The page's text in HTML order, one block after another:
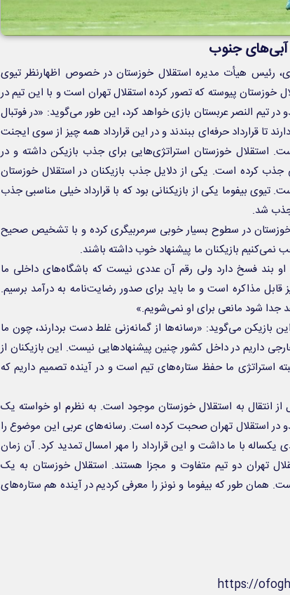
آبی‌های جنوب
رئیس هیأت مدیره استقلال خوزستان در خصوص اظهارنظر تیوی
خوزستان پیوسته که تصور کرده استقلال تهران است و با این تیم در
در تیم النصر عربستان بازی خواهد کرد، این طور می‌گوید: «در فوتبال
تا قرارداد حرفه‌ای ببندند و در این قرارداد همه چیز از سوی ایجنت
استقلال خوزستان استراتژی‌هایی برای جذب بازیکن داشته و در
کرده است. یکی از دلایل جذب بازیکنان در استقلال خوزستان
تیوی بیفوما یکی از بازیکنانی بود که با قرارداد خیلی مناسبی جذب
جذب شد.
خوزستان در سطوح بسیار خوبی سرمربیگری کرده و با تشخیص صحیح
بازیکنان ما پیشنهاد خوب داشته باشند.
او بند فسخ دارد ولی رقم آن عددی نیست که باشگاه‌های داخلی ما
قابل مذاکره است و ما باید برای صدور رضایت‌نامه به درآمد برسیم.
جدا شود مانعی برای او نمی‌شویم.»
بازیکن می‌گوید: «رسانه‌ها از گمانه‌زنی غلط دست بردارند، چون ما
داریم در داخل کشور چنین پیشنهاد‌هایی نیست. این بازیکنان از
استراتژی ما حفظ ستاره‌های تیم است و در آینده تصمیم داریم که
از انتقال به استقلال خوزستان موجود است. به نظرم او خواسته یک
در استقلال تهران صحبت کرده است. رسانه‌های عربی این موضوع را
یکساله با ما داشت و این قرارداد را مهر امسال تمدید کرد. آن زمان
تهران دو تیم متفاوت و مجزا هستند. استقلال خوزستان به یک
همان طور که بیفوما و نونز را معرفی کردیم در آینده هم ستاره‌های
https://